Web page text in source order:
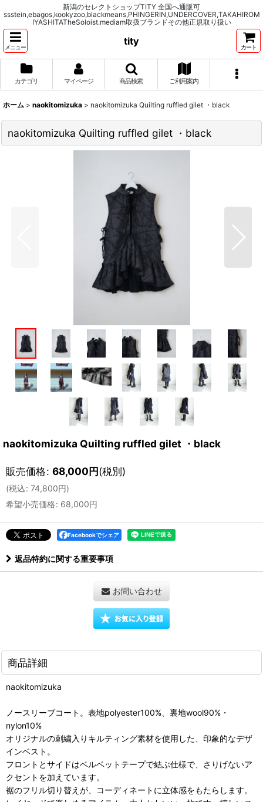
新潟のセレクトショップTITY 全国へ通販可
ssstein,ebagos,kookyzoo,blackmeans,PHINGERIN,UNDERCOVER,TAKAHIROM
IYASHITATheSoloist.mediam取扱ブランドその他正規取り扱い
メニュー
tity
カート
カテゴリ マイページ 商品検索 ご利用案内
ホーム > naokitomizuka > naokitomizuka Quilting ruffled gilet ・black
naokitomizuka Quilting ruffled gilet ・black
naokitomizuka Quilting ruffled gilet ・black
販売価格: 68,000円(税別)
(税込: 74,800円)
希望小売価格: 68,000円
Facebookでシェア
返品特約に関する重要事項
お問い合わせ
商品詳細
naokitomizuka
ノースリーブコート。表地polyester100%、裏地wool90%・
nylon10%
オリジナルの刺繍入りキルティング素材を使用した、印象的なデザ
インベスト。
フロントとサイドはベルベットテープで結ぶ仕様で、さりげないア
クセントを加えています。
裾のフリル切り替えが、コーディネートに立体感をもたらします。